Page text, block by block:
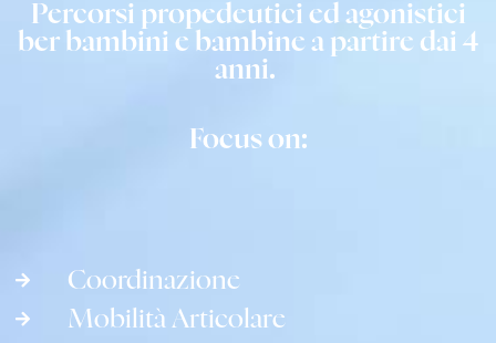
Percorsi propedeutici ed agonistici
ber bambini e bambine a partire dai 4
anni.
Focus on:
Coordinazione
Mobilità Articolare